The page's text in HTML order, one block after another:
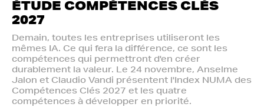
ÉTUDE COMPÉTENCES CLÉS
2027
Demain, toutes les entreprises utiliseront les
mêmes IA. Ce qui fera la différence, ce sont les
compétences qui permettront d'en créer
durablement la valeur. Le 24 novembre, Anselme
Jalon et Claudio Vandi présentent l'Index NUMA des
Compétences Clés 2027 et les quatre
compétences à développer en priorité.